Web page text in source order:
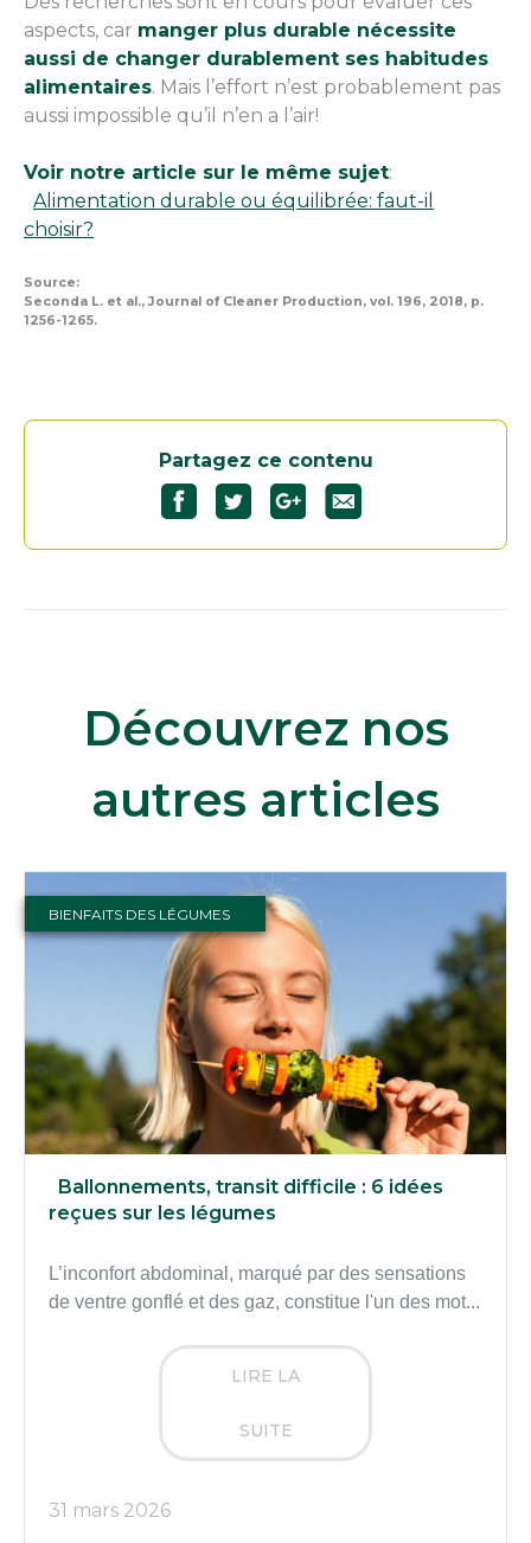
aspects, car manger plus durable nécessite
aussi de changer durablement ses habitudes
alimentaires. Mais l’effort n’est probablement pas
aussi impossible qu’il n’en a l’air!
Voir notre article sur le même sujet:
Alimentation durable ou équilibrée: faut-il
choisir?
Source:
Seconda L. et al., Journal of Cleaner Production, vol. 196, 2018, p.
1256-1265.
Partagez ce contenu
Découvrez nos
autres articles
BIENFAITS DES LÉGUMES
Ballonnements, transit difficile : 6 idées
reçues sur les légumes
L’inconfort abdominal, marqué par des sensations
de ventre gonflé et des gaz, constitue l'un des mot...
LIRE LA
SUITE
31 mars 2026